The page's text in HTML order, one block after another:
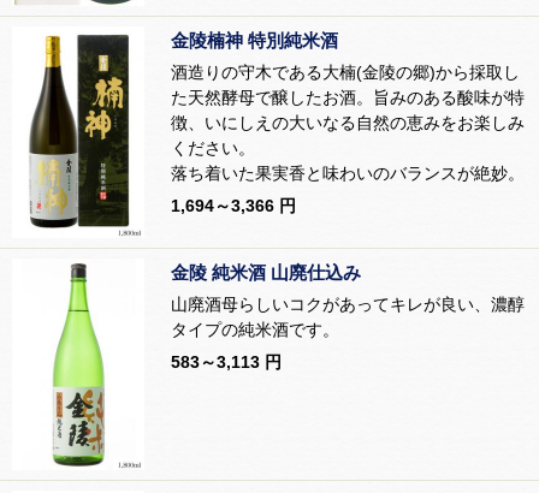
金陵楠神 特別純米酒
酒造りの守木である大楠(金陵の郷)から採取し
た天然酵母で醸したお酒。旨みのある酸味が特
徴、いにしえの大いなる自然の恵みをお楽しみ
ください。
落ち着いた果実香と味わいのバランスが絶妙。
1,694～3,366 円
金陵 純米酒 山廃仕込み
山廃酒母らしいコクがあってキレが良い、濃醇
タイプの純米酒です。
583～3,113 円